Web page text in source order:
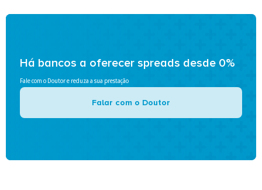
Há bancos a oferecer spreads desde 0%
Fale com o Doutor e reduza a sua prestação
Falar com o Doutor